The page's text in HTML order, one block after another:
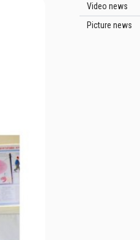
Video news
Picture news